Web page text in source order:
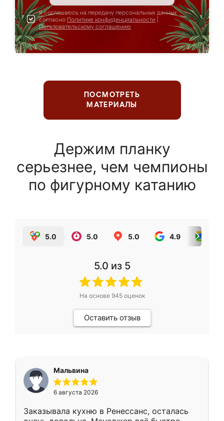
Я соглашаюсь на передачу персональных данных
согласно Политике конфиденциальности
Пользовательскому соглашению
ПОСМОТРЕТЬ
МАТЕРИАЛЫ
Держим планку
серьезнее, чем чемпионы
по фигурному катанию
5.0 5.0 5.0 4.9
5.0 из 5
На основе 945оценок
Оставить отзыв
Мальвина
6 августа 2026
Заказывала кухню в Ренессанс, осталась